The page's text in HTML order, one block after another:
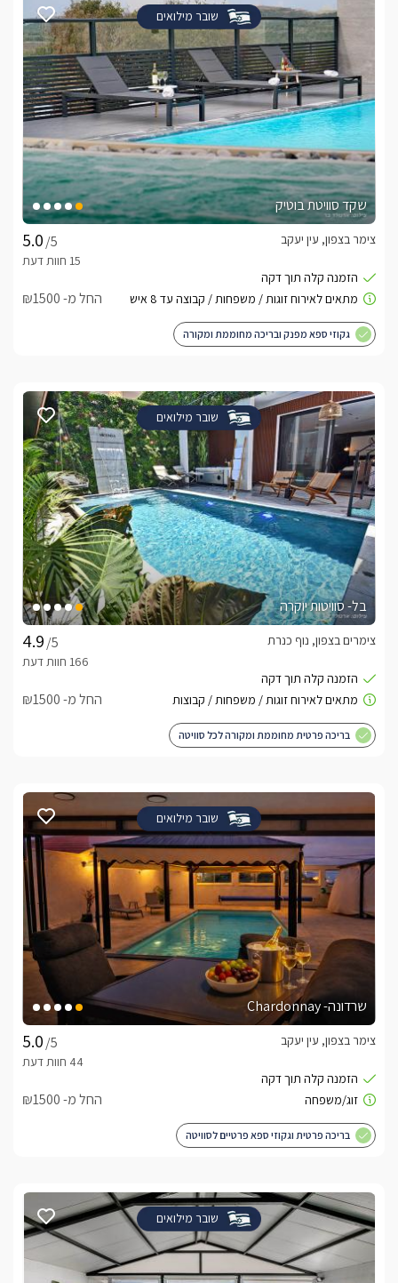
שובר מילואים
שקד סוויטת בוטיק
/5
צימר בצפון, עין יעקב
החל מ- ₪1500
גקוזי ספא מפנק ובריכה מחוממת ומקורה
שובר מילואים
בל- סוויטות יוקרה
/5
צימרים בצפון, נוף כנרת
החל מ- ₪1500
בריכה פרטית מחוממת ומקורה לכל סוויטה
שובר מילואים
שרדונה- Chardonnay
/5
צימר בצפון, עין יעקב
החל מ- ₪1500
בריכה פרטית וגקוזי ספא פרטיים לסוויטה
שובר מילואים